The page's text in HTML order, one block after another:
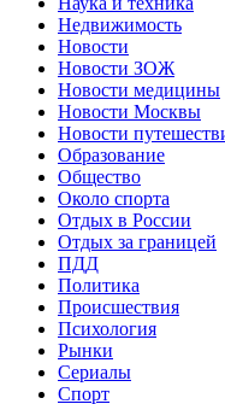
Недвижимость
Новости
Новости ЗОЖ
Новости медицины
Новости Москвы
Новости
Образование
Общество
Около спорта
Отдых в России
Отдых за границей
ПДД
Политика
Происшествия
Психология
Рынки
Сериалы
Спорт